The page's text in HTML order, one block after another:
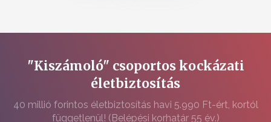
"Kiszámoló" csoportos kockázati
életbiztosítás
40 millió forintos életbiztosítás havi 5.990 Ft-ért, kortól
függetlenül! (Belépési korhatár 55 év.)